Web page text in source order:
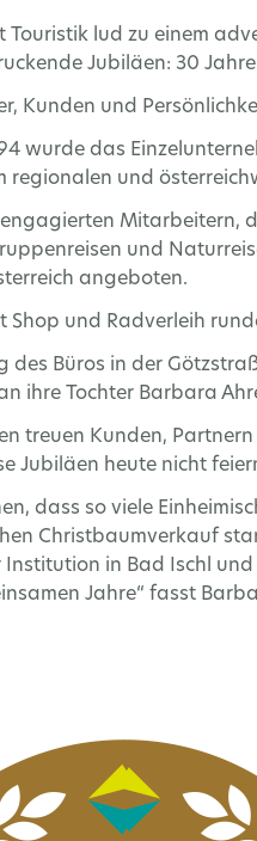
Touristik lud zu einem
Jubiläen: 30
Kunden und
wurde das
regionalen und
Mitarbeitern,
und
angeboten.
Shop und Radverleih
des Büros in der
ihre Tochter Barbara
treuen Kunden,
Jubiläen heute nicht
dass so viele
Christbaumverkauf
Institution in Bad Ischl
Jahre“ fasst